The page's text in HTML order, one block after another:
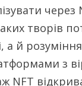
через
творів
а й
з
NFT